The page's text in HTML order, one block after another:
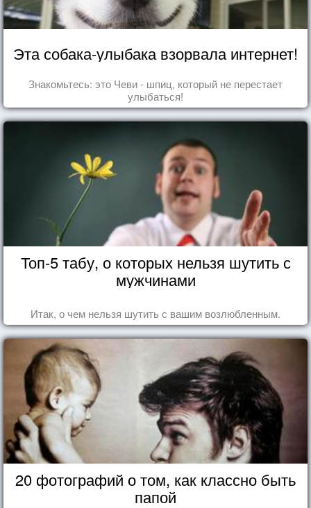
Эта собака-улыбака взорвала интернет!
Знакомьтесь: это Чеви - шпиц, который не перестает
улыбаться!
Топ-5 табу, о которых нельзя шутить с
мужчинами
Итак, о чем нельзя шутить с вашим возлюбленным.
20 фотографий о том, как классно быть
папой